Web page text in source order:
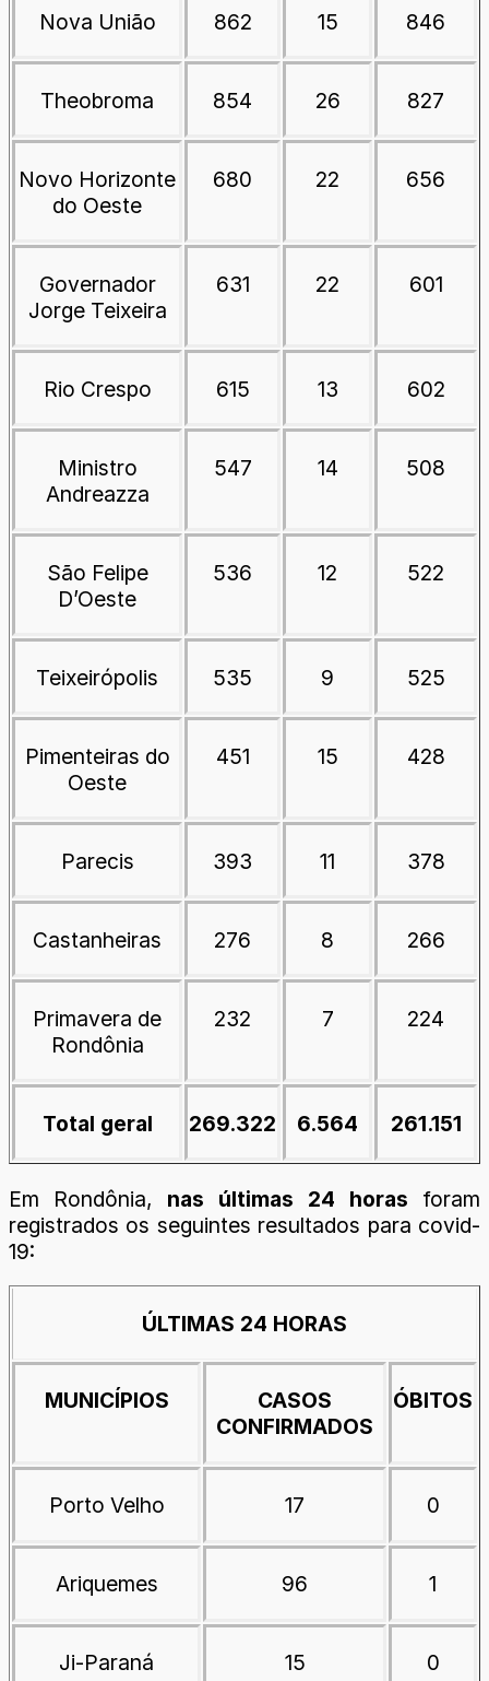
Nova União 862 15 846
Theobroma 854 26 827
Novo Horizonte
do Oeste
680 22 656
Governador
Jorge Teixeira
631 22 601
Rio Crespo 615 13 602
Ministro
Andreazza
547 14 508
São Felipe
D’Oeste
536 12 522
Teixeirópolis 535 9 525
Pimenteiras do
Oeste
451 15 428
Parecis 393 11 378
Castanheiras 276 8 266
Primavera de
Rondônia
232 7 224
Total geral 269.322 6.564 261.151
Em Rondônia, nas últimas 24 horas foram
registrados os seguintes resultados para covid-
19:
ÚLTIMAS 24 HORAS
MUNICÍPIOS
CASOS
CONFIRMADOS
ÓBITOS
Porto Velho 17 0
Ariquemes 96 1
Ji-Paraná 15 0